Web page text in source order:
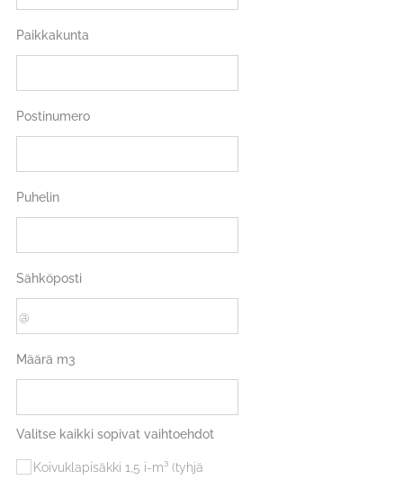
Paikkakunta
Postinumero
Puhelin
Sähköposti
Määrä m3
Valitse kaikki sopivat vaihtoehdot
Koivuklapisäkki 1,5 i-m³ (tyhjä